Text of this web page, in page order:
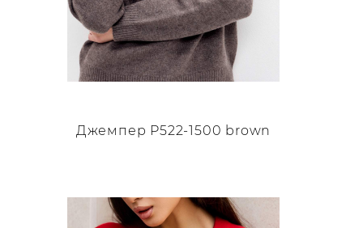
Джемпер P522-1500 brown
товар
имеет